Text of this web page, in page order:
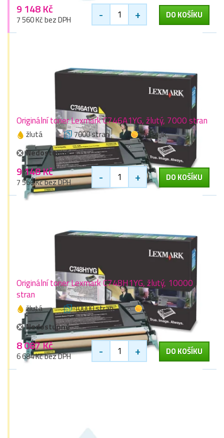
9 148 Kč
7 560 Kč bez DPH - + DO KOŠÍKU
Originální toner Lexmark C746A1YG, žlutý, 7000 stran
žlutá 7000 stran
1 zlaťák
Nedostupné
9 148 Kč
7 560 Kč bez DPH - + DO KOŠÍKU
Originální toner Lexmark C748H1YG, žlutý, 10000
stran
žlutá 10000 stran
1 zlaťák
Nedostupné
8 087 Kč
6 684 Kč bez DPH - + DO KOŠÍKU